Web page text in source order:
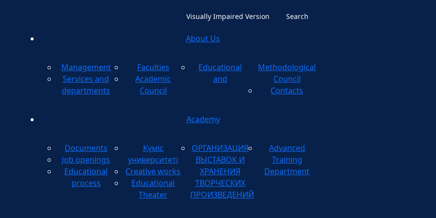
Visually Impaired Version Search
About Us
Management
Services and
departments
Faculties
Academic
Council
Educational
and
Methodological
Council
Contacts
Academy
Documents
Job openings
Educational
process
Күміс
университеті
Creative works
Educational
Theater
ОРГАНИЗАЦИЯ
ВЫСТАВОК И
ХРАНЕНИЯ
ТВОРЧЕСКИХ
ПРОИЗВЕДЕНИЙ
Advanced
Training
Department